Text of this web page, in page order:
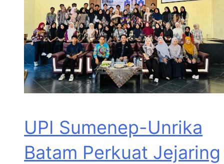
UPI Sumenep-Unrika
Batam Perkuat Jejaring